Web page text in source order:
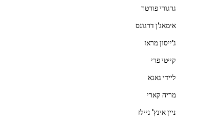
גרגורי פורטר
אימאג'ן דרגונס
ג'ייסון מראז
קייטי פרי
ליידי גאגא
מריה קארי
ניין אינץ' ניילז